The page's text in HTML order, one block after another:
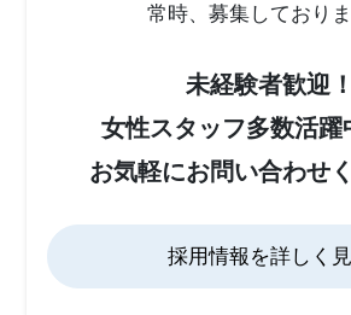
常時、募集しておりま
未経験者歓迎！
女性スタッフ多数活躍
お気軽にお問い合わせ
採用情報を詳しく